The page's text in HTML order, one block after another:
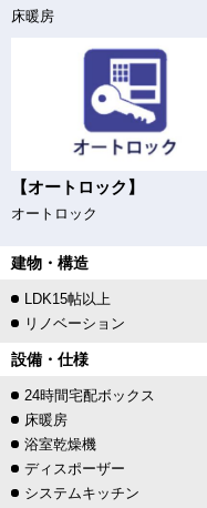
床暖房
【オートロック】
オートロック
建物・構造
LDK15帖以上
リノベーション
設備・仕様
24時間宅配ボックス
床暖房
浴室乾燥機
ディスポーザー
システムキッチン